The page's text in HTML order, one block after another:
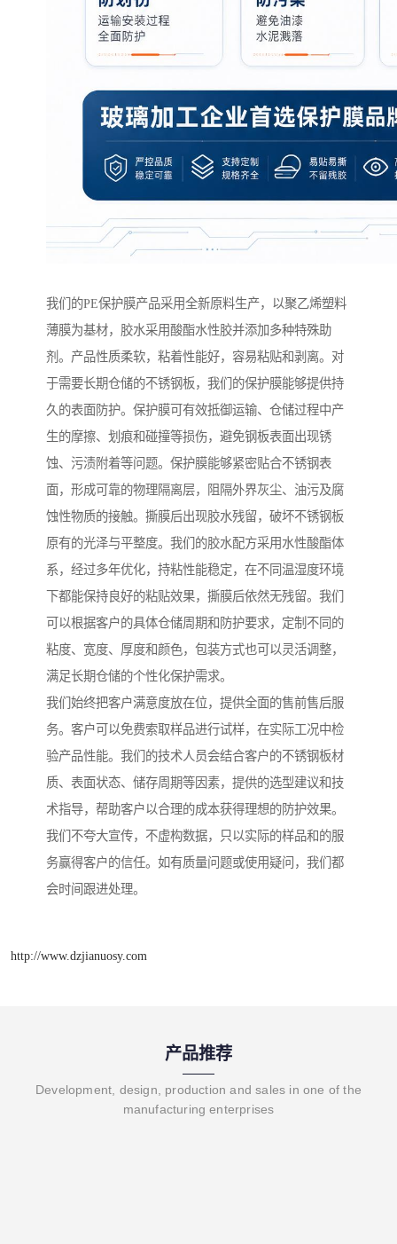
我们的PE保护膜产品采用全新原料生产，以聚乙烯塑料
薄膜为基材，胶水采用酸酯水性胶并添加多种特殊助
剂。产品性质柔软，粘着性能好，容易粘贴和剥离。对
于需要长期仓储的不锈钢板，我们的保护膜能够提供持
久的表面防护。保护膜可有效抵御运输、仓储过程中产
生的摩擦、划痕和碰撞等损伤，避免钢板表面出现锈
蚀、污渍附着等问题。保护膜能够紧密贴合不锈钢表
面，形成可靠的物理隔离层，阻隔外界灰尘、油污及腐
蚀性物质的接触。撕膜后出现胶水残留，破坏不锈钢板
原有的光泽与平整度。我们的胶水配方采用水性酸酯体
系，经过多年优化，持粘性能稳定，在不同温湿度环境
下都能保持良好的粘贴效果，撕膜后依然无残留。我们
可以根据客户的具体仓储周期和防护要求，定制不同的
粘度、宽度、厚度和颜色，包装方式也可以灵活调整，
满足长期仓储的个性化保护需求。
我们始终把客户满意度放在位，提供全面的售前售后服
务。客户可以免费索取样品进行试样，在实际工况中检
验产品性能。我们的技术人员会结合客户的不锈钢板材
质、表面状态、储存周期等因素，提供的选型建议和技
术指导，帮助客户以合理的成本获得理想的防护效果。
我们不夸大宣传，不虚构数据，只以实际的样品和的服
务赢得客户的信任。如有质量问题或使用疑问，我们都
会时间跟进处理。
http://www.dzjianuosy.com
产品推荐
Development, design, production and sales in one of the
manufacturing enterprises